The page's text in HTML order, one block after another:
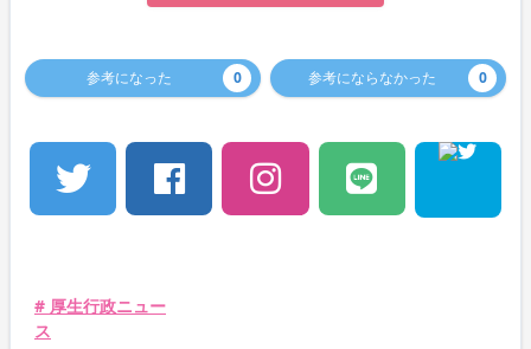
参考になった 0 参考にならなかった 0
# 厚生行政ニュー
ス